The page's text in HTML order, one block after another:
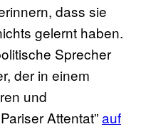
dass sie
gelernt haben.
Sprecher
der in einem
und
Attentat”auf